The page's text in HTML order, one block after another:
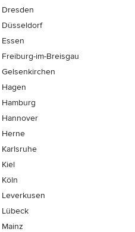
Dresden
Düsseldorf
Essen
Freiburg-im-Breisgau
Gelsenkirchen
Hagen
Hamburg
Hannover
Herne
Karlsruhe
Kiel
Köln
Leverkusen
Lübeck
Mainz